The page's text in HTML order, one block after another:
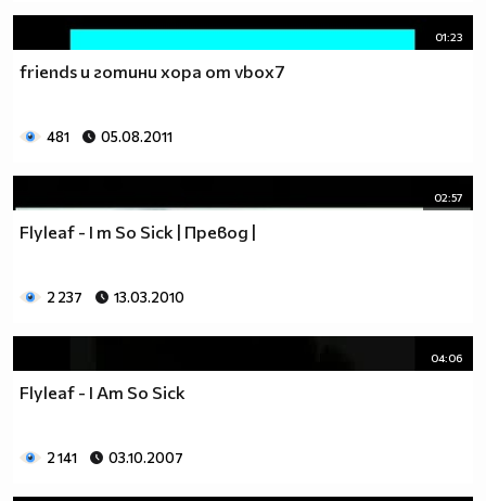
01:23
friends и готини хора от vbox7
481 05.08.2011
02:57
Flyleaf - I m So Sick | Превод |
2 237 13.03.2010
04:06
Flyleaf - I Am So Sick
2 141 03.10.2007